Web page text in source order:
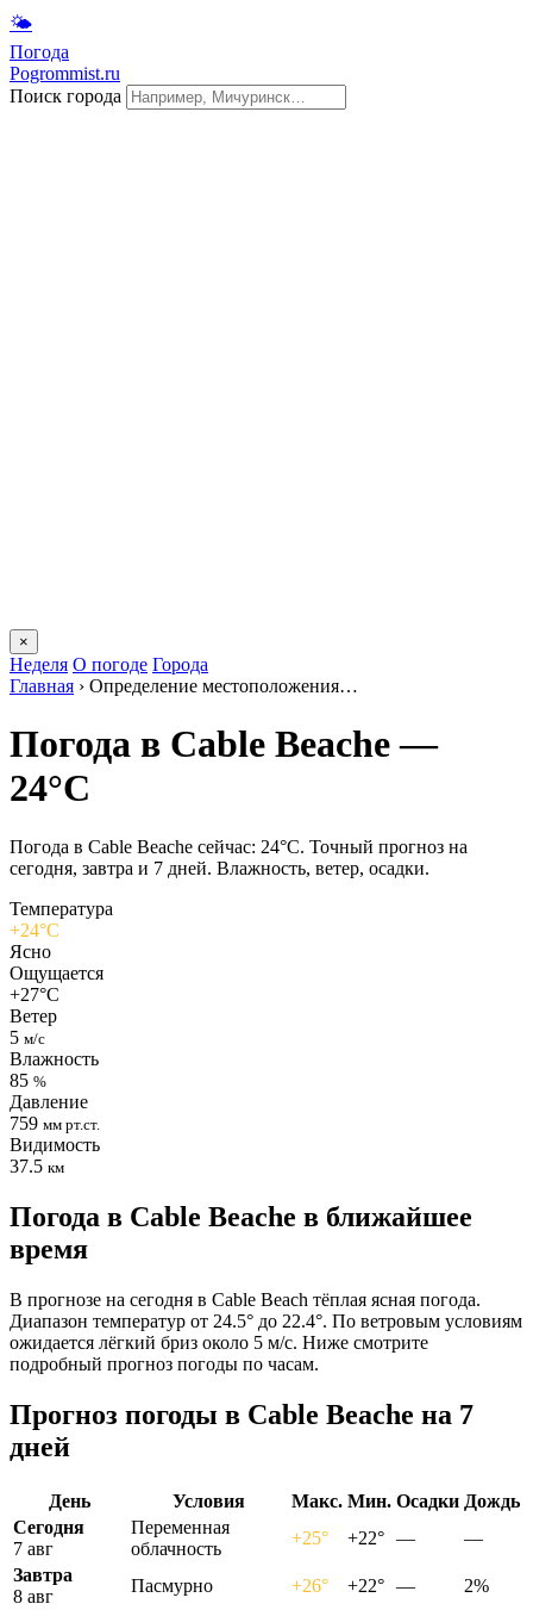
🌤
Погода
Pogrommist.ru
Поиск города
×
Неделя О погоде Города
Главная › Определение местоположения…
Погода в Cable Beachе —
24°C
Погода в Cable Beachе сейчас: 24°C. Точный прогноз на
сегодня, завтра и 7 дней. Влажность, ветер, осадки.
Температура
+24°C
Ясно
Ощущается
+27°C
Ветер
5 м/с
Влажность
85 %
Давление
759 мм рт.ст.
Видимость
37.5 км
Погода в Cable Beachе в ближайшее
время
В прогнозе на сегодня в Cable Beach тёплая ясная погода.
Диапазон температур от 24.5° до 22.4°. По ветровым условиям
ожидается лёгкий бриз около 5 м/с. Ниже смотрите
подробный прогноз погоды по часам.
Прогноз погоды в Cable Beachе на 7
дней
День Условия Макс. Мин. Осадки Дождь
Сегодня
7 авг
Переменная
облачность
+25° +22° —
—
Завтра
8 авг
Пасмурно +26° +22° —
2%